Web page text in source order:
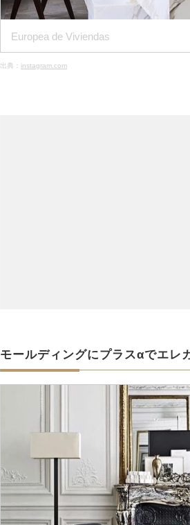
Europea de Viviendas
出典： instagram.com
モールディングにプラスαでエレ